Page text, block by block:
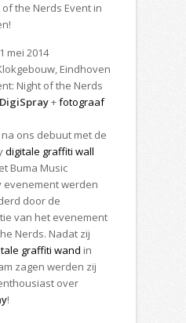
of the Nerds Event in
mei 2014
Eindhoven
Night of the Nerds
DigiSpray+fotograaf
na ons debuut met de
digitale graffiti wall
Buma Music
evenement werden
door de
van het evenement
Nerds. Nadat zij
graffiti wand in
zagen werden zij
over
!